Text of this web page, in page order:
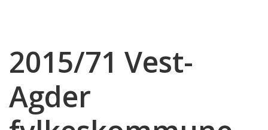
2015/71 Vest-
Agder